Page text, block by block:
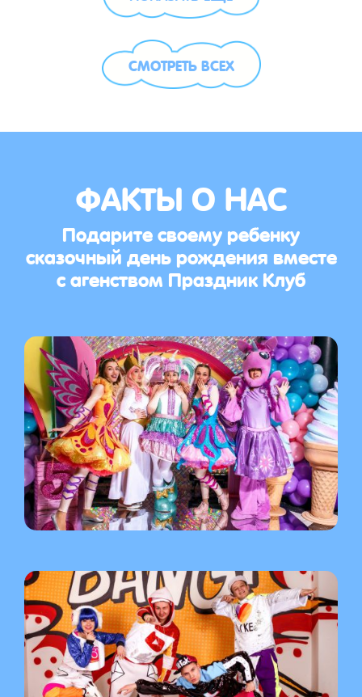
СМОТРЕТЬ ВСЕХ
ФАКТЫ О НАС
Подарите своему ребенку
сказочный день рождения вместе
с агенством Праздник Клуб